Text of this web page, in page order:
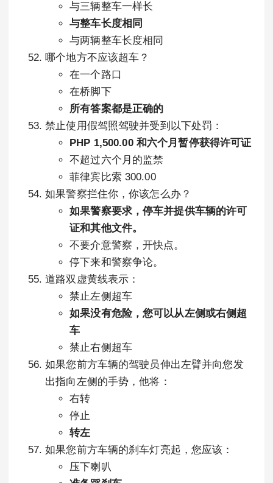
与三辆整车一样长
与整车长度相同
与两辆整车长度相同
哪个地方不应该超车？
在一个路口
在桥脚下
所有答案都是正确的
禁止使用假驾照驾驶并受到以下处罚：
PHP 1,500.00 和六个月暂停获得许可证
不超过六个月的监禁
菲律宾比索 300.00
如果警察拦住你，你该怎么办？
如果警察要求，停车并提供车辆的许可
证和其他文件。
不要介意警察，开快点。
停下来和警察争论。
道路双虚黄线表示：
禁止左侧超车
如果没有危险，您可以从左侧或右侧超
车
禁止右侧超车
如果您前方车辆的驾驶员伸出左臂并向您发
出指向左侧的手势，他将：
右转
停止
转左
如果您前方车辆的刹车灯亮起，您应该：
压下喇叭